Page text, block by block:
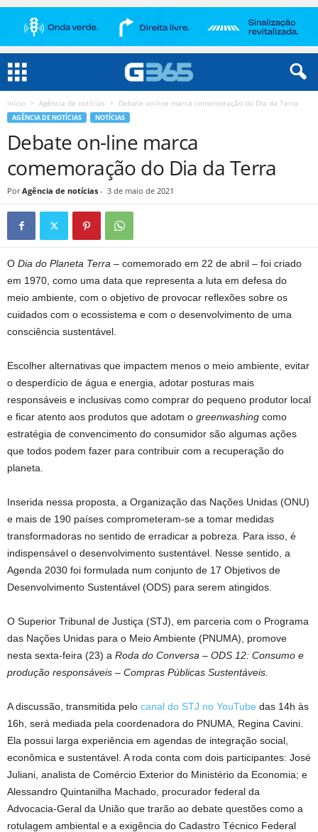
Início Agência de notícias Debate on-line marca comemoração do Dia da Terra
AGÊNCIA DE NOTÍCIAS NOTÍCIAS
Debate on-line marca
comemoração do Dia da Terra
Por Agência de notícias - 3 de maio de 2021
O Dia do Planeta Terra – comemorado em 22 de abril – foi criado
em 1970, como uma data que representa a luta em defesa do
meio ambiente, com o objetivo de provocar reflexões sobre os
cuidados com o ecossistema e com o desenvolvimento de uma
consciência sustentável.
Escolher alternativas que impactem menos o meio ambiente, evitar
o desperdício de água e energia, adotar posturas mais
responsáveis e inclusivas como comprar do pequeno produtor local
e ficar atento aos produtos que adotam o greenwashing como
estratégia de convencimento do consumidor são algumas ações
que todos podem fazer para contribuir com a recuperação do
planeta.
Inserida nessa proposta, a Organização das Nações Unidas (ONU)
e mais de 190 países comprometeram-se a tomar medidas
transformadoras no sentido de erradicar a pobreza. Para isso, é
indispensável o desenvolvimento sustentável. Nesse sentido, a
Agenda 2030 foi formulada num conjunto de 17 Objetivos de
Desenvolvimento Sustentável (ODS) para serem atingidos.
O Superior Tribunal de Justiça (STJ), em parceria com o Programa
das Nações Unidas para o Meio Ambiente (PNUMA), promove
nesta sexta-feira (23) a Roda do Conversa – ODS 12: Consumo e
produção responsáveis – Compras Públicas Sustentáveis.
A discussão, transmitida pelo canal do STJ no YouTube das 14h às
16h, será mediada pela coordenadora do PNUMA, Regina Cavini.
Ela possui larga experiência em agendas de integração social,
econômica e sustentável. A roda conta com dois participantes: José
Juliani, analista de Comércio Exterior do Ministério da Economia; e
Alessandro Quintanilha Machado, procurador federal da
Advocacia-Geral da União que trarão ao debate questões como a
rotulagem ambiental e a exigência do Cadastro Técnico Federal